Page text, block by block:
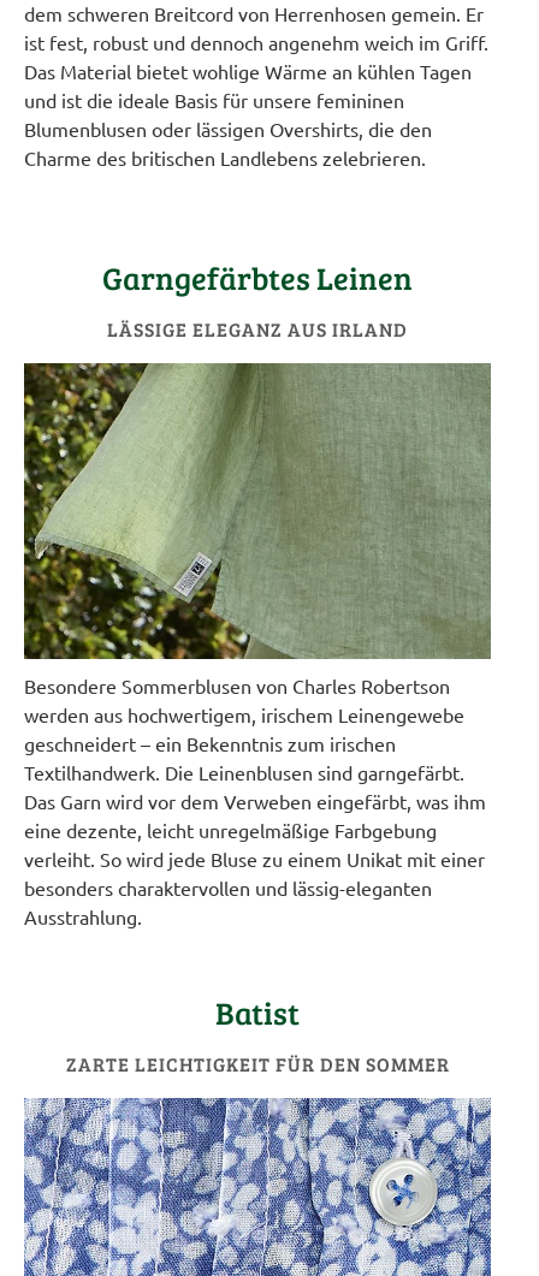
dem schweren Breitcord von Herrenhosen gemein. Er
ist fest, robust und dennoch angenehm weich im Griff.
Das Material bietet wohlige Wärme an kühlen Tagen
und ist die ideale Basis für unsere femininen
Blumenblusen oder lässigen Overshirts, die den
Charme des britischen Landlebens zelebrieren.
Garngefärbtes Leinen
LÄSSIGE ELEGANZ AUS IRLAND
Besondere Sommerblusen von Charles Robertson
werden aus hochwertigem, irischem Leinengewebe
geschneidert – ein Bekenntnis zum irischen
Textilhandwerk. Die Leinenblusen sind garngefärbt.
Das Garn wird vor dem Verweben eingefärbt, was ihm
eine dezente, leicht unregelmäßige Farbgebung
verleiht. So wird jede Bluse zu einem Unikat mit einer
besonders charaktervollen und lässig-eleganten
Ausstrahlung.
Batist
ZARTE LEICHTIGKEIT FÜR DEN SOMMER